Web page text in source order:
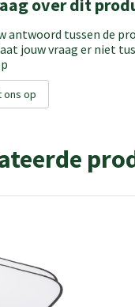
over dit
antwoord tussen de
jouw vraag er niet
ons op